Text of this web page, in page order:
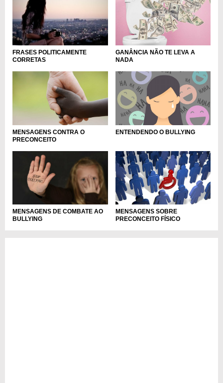
FRASES POLITICAMENTE
CORRETAS
GANÂNCIA NÃO TE LEVA A
NADA
MENSAGENS CONTRA O
PRECONCEITO
ENTENDENDO O BULLYING
MENSAGENS DE COMBATE AO
BULLYING
MENSAGENS SOBRE
PRECONCEITO FÍSICO